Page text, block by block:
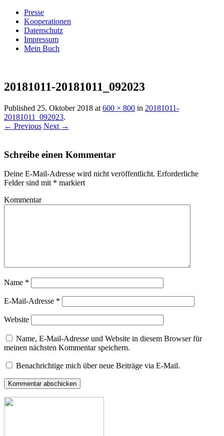
Presse
Kooperationen
Datenschutz
Impressum
Mein Buch
Villa König
20181011-20181011_092023
Published 25. Oktober 2018 at 600 × 800 in 20181011-
20181011_092023.
← Previous Next →
Schreibe einen Kommentar
Deine E-Mail-Adresse wird nicht veröffentlicht. Erforderliche
Felder sind mit * markiert
Kommentar
Name *
E-Mail-Adresse *
Website
Name, E-Mail-Adresse und Website in diesem Browser für
meinen nächsten Kommentar speichern.
Benachrichtige mich über neue Beiträge via E-Mail.